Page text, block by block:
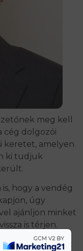
meg kell
cég dolgozói
keretet, amelyen
ki tudjuk
hogy a vendég
úgy
ajánljon minket
is térjen.
azt